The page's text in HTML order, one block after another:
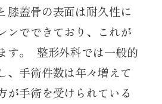
膝蓋骨の表面は耐久性に
ンでできており、これが
す。 整形外科では一般的
、手術件数は年々増えて
が手術を受けられている